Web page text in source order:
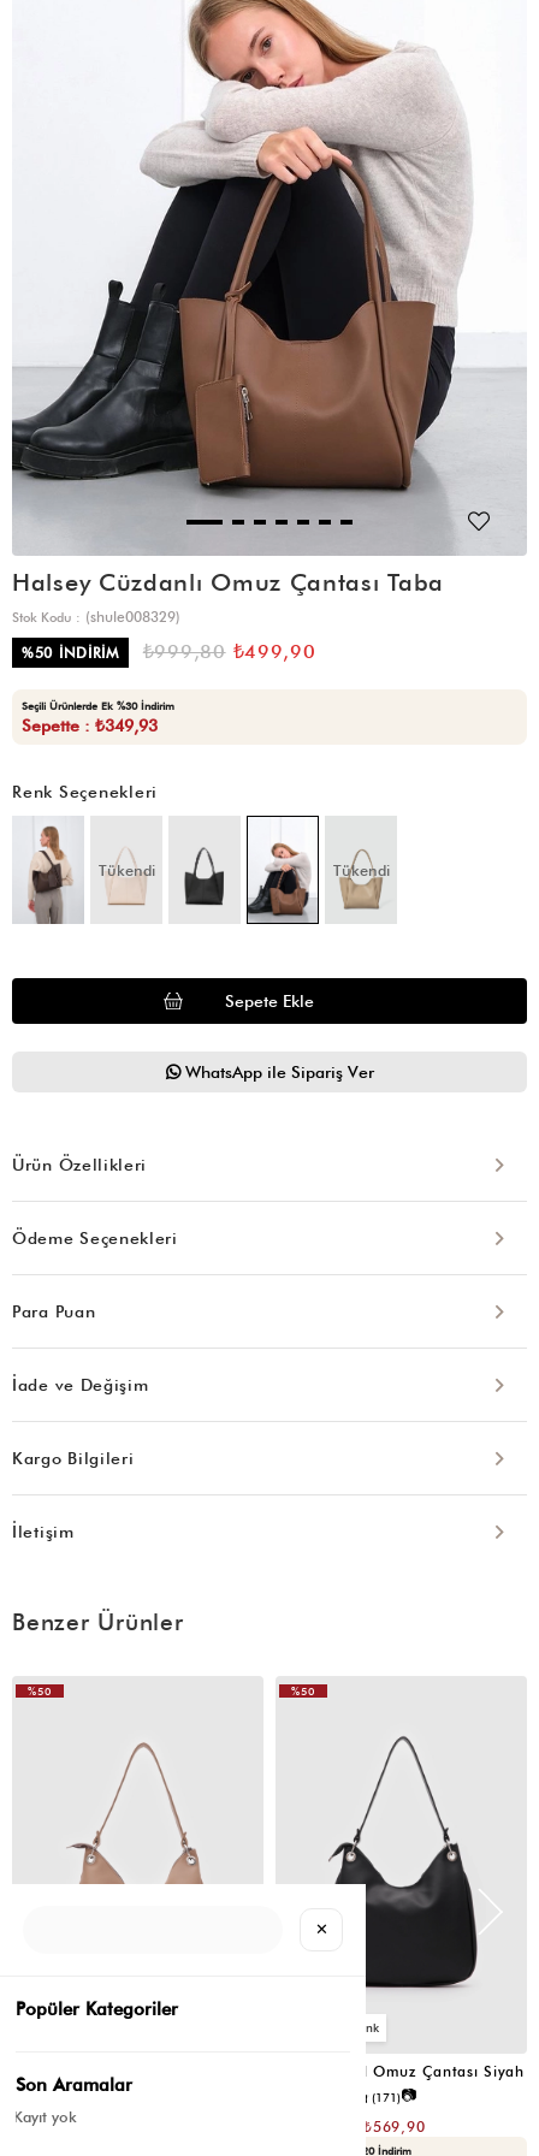
Halsey Cüzdanlı Omuz Çantası Taba
Stok Kodu
(shule008329)
%50 İNDIRIM ₺999,80 ₺499,90
Seçili Ürünlerde Ek %30 İndirim
Sepette : ₺349,93
Renk Seçenekleri
Tükendi Tükendi
WhatsApp ile Sipariş Ver
Ürün Özellikleri
Ödeme Seçenekleri
Para Puan
İade ve Değişim
Kargo Bilgileri
İletişim
Benzer Ürünler
📷
₺1.139,80
%50
Valerie Oval Omuz Çantası Siyah
(171)📷
₺569,90
Yaza Özel Ek %20 İndirim
%50
✕
Popüler Kategoriler
Son Aramalar
Kayıt yok